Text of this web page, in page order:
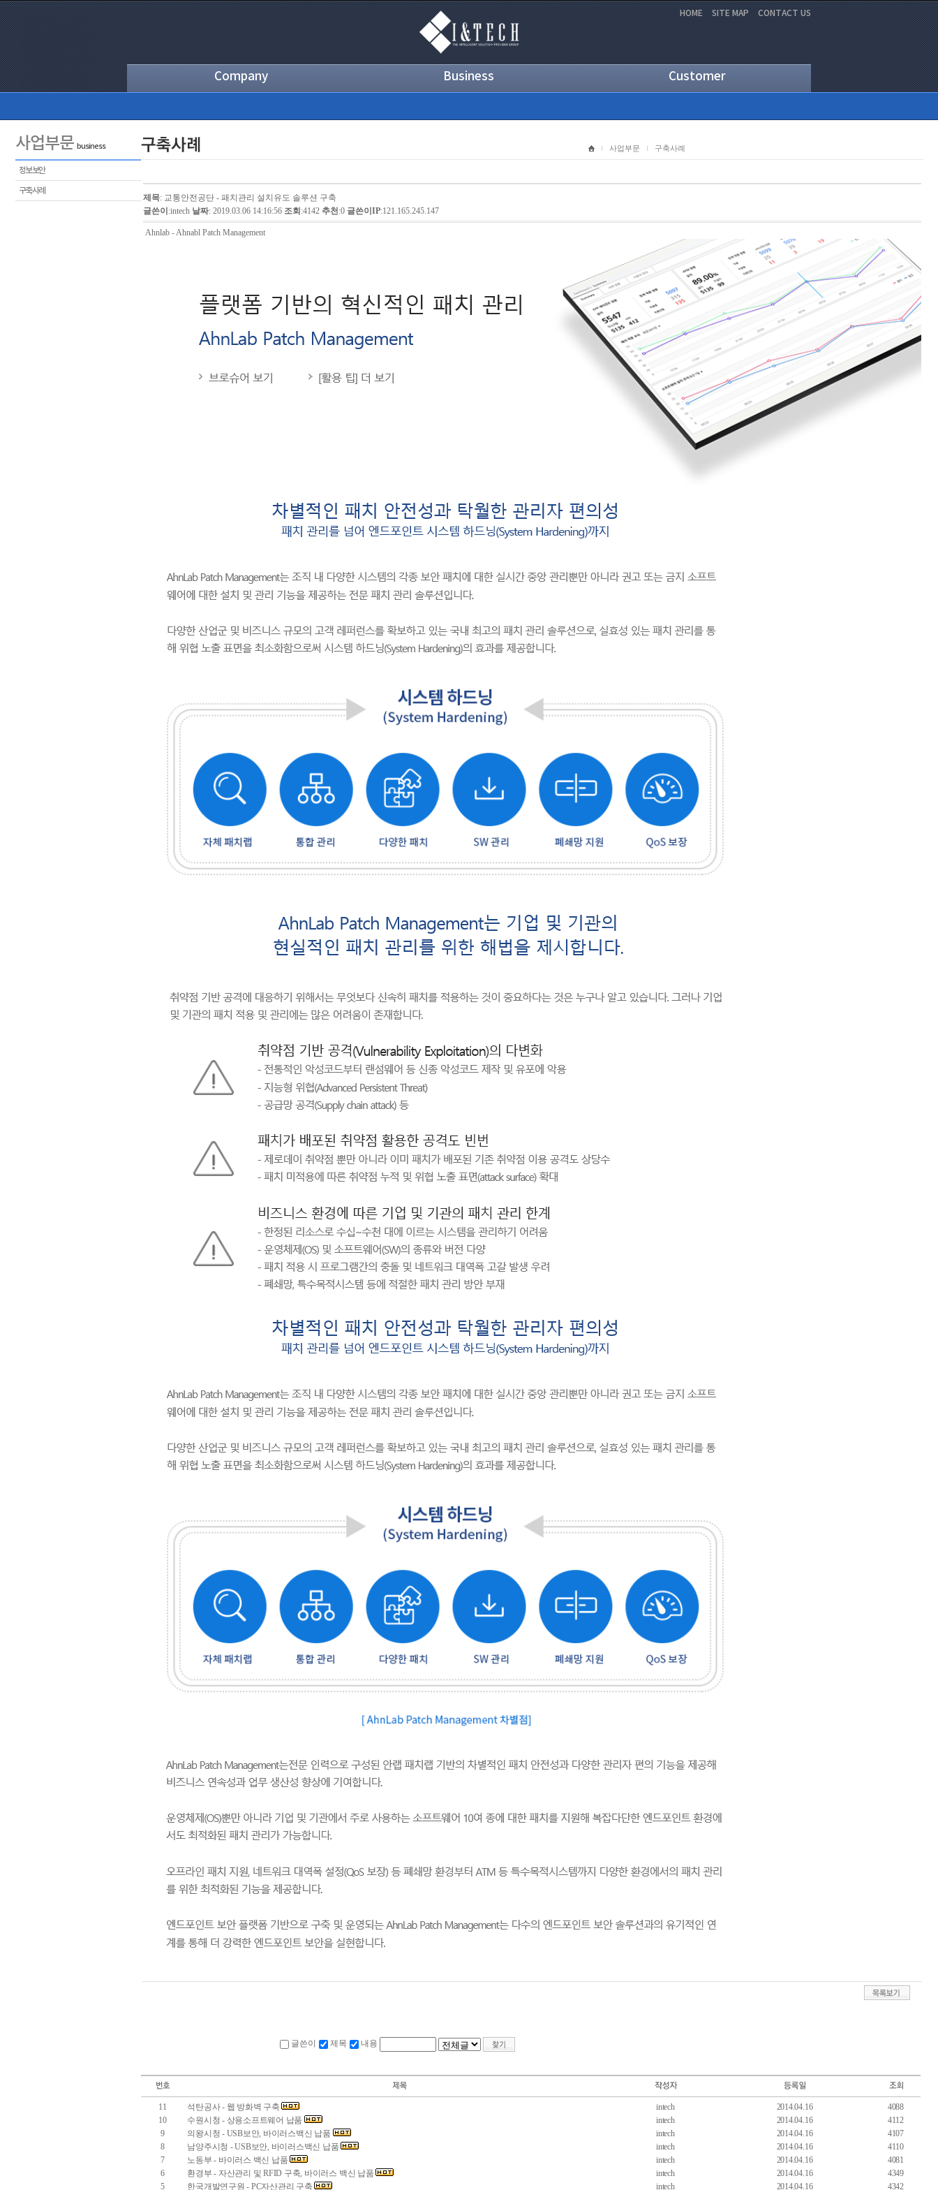
HOME SITE MAP CONTACT US
Company Business Customer
사업부문 business
정보보안
구축사례
사업부문 구축사례
제목: 교통안전공단 - 패치관리 설치유도 솔루션 구축
글쓴이 :intech 날짜: 2019.03.06 14:16:56 조회 :4142 추천:0 글쓴이IP:121.165.245.147
Ahnlab - Ahnabl Patch Management
글쓴이 제목 내용
11 석탄공사 - 웹 방화벽 구축 intech 2014.04.16
4088
10
수원시청 - 상용소프트웨어 납품 intech 2014.04.16
4112
9
의왕시청 - USB보안, 바이러스백신 납품 intech 2014.04.16
4107
8
남양주시청 - USB보안, 바이러스백신 납품 intech 2014.04.16
4110
7
노동부 - 바이러스 백신 납품 intech 2014.04.16
4081
6
환경부 - 자산관리 및 RFID 구축, 바이러스 백신 납품 intech 2014.04.16
4349
5
한국개발연구원 - PC자산관리 구축 intech 2014.04.16 4342